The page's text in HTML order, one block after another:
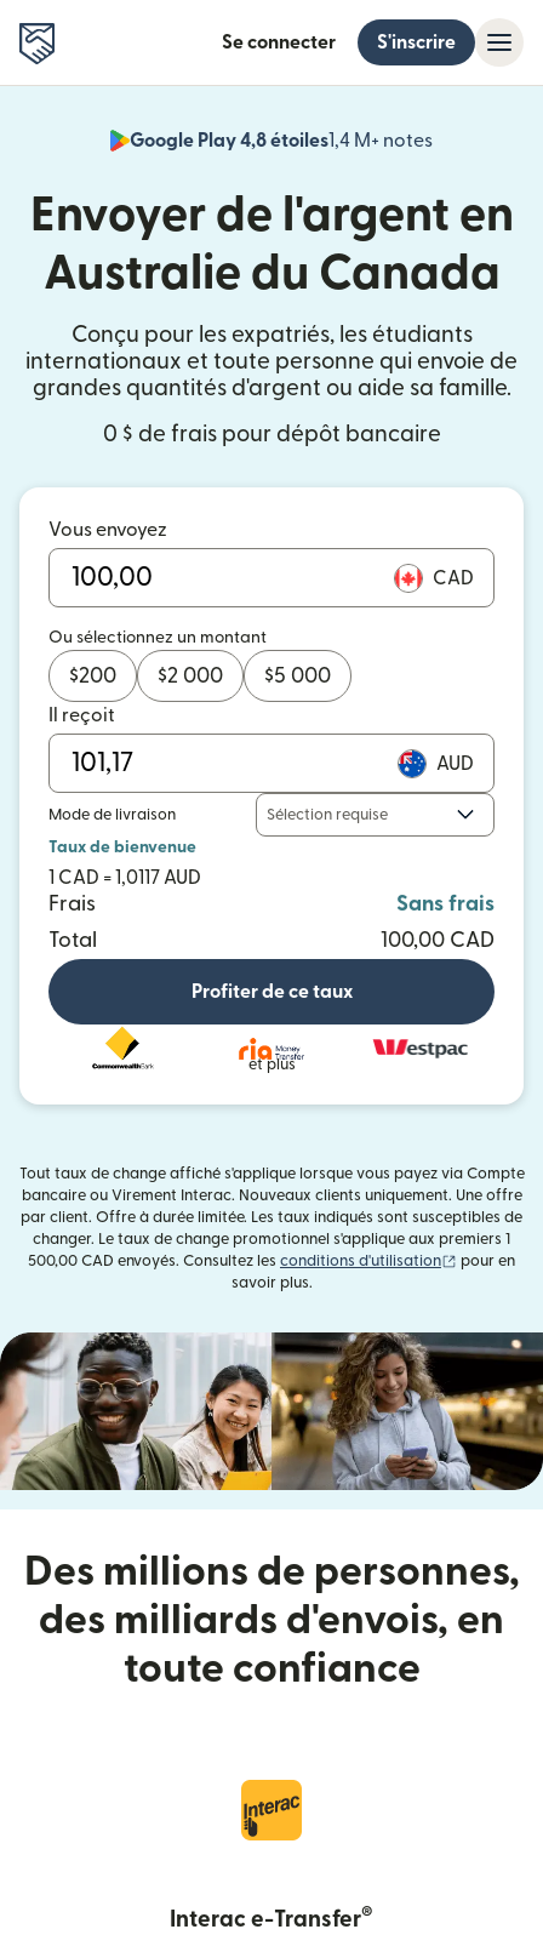
Se connecter S'inscrire
Google Play 4,8 étoiles1,4 M+ notes
Envoyer de l'argent en
Australie du Canada
Conçu pour les expatriés, les étudiants
internationaux et toute personne qui envoie de
grandes quantités d'argent ou aide sa famille.
0 $ de frais pour dépôt bancaire
Vous envoyez
CAD
Ou sélectionnez un montant
$200 $2 000 $5 000
Il reçoit
AUD
Mode de livraison Sélection requise
Taux de bienvenue
1 CAD = 1,0117 AUD
Frais
Sans frais
Total
100,00 CAD
Profiter de ce taux
et plus
Tout taux de change affiché s'applique lorsque vous payez via Compte
bancaire ou Virement Interac. Nouveaux clients uniquement. Une offre
par client. Offre à durée limitée. Les taux indiqués sont susceptibles de
changer. Le taux de change promotionnel s'applique aux premiers 1
500,00 CAD envoyés. Consultez les conditions d'utilisation (s'ouvre
pour en
savoir plus.
Des millions de personnes,
des milliards d'envois, en
toute confiance
Interac e-Transfer®